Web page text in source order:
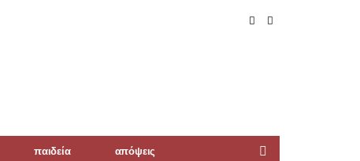
παιδεία απόψεις